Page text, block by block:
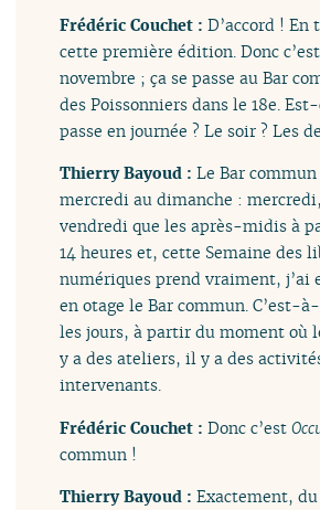
Frédéric Couchet :D’accord ! En
cette première édition. Donc
novembre ; ça se passe au Bar
des Poissonniers dans le 18e. Est-
passe en journée ? Le soir ? Les
Thierry Bayoud :Le Bar
mercredi au dimanche :
vendredi que les après-midis à
14 heures et, cette Semaine des
numériques prend vraiment, j’ai
en otage le Bar commun. C’est-
les jours, à partir du moment où
y a des ateliers, il y a des
intervenants.
Frédéric Couchet :Donc c’est
commun !
Thierry Bayoud :Exactement,